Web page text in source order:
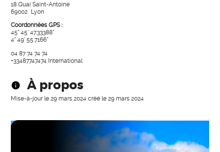
18 Quai Saint-Antoine
69002 Lyon
Coordonnées GPS :
45° 45' 47.33388"
4° 49' 55.7166"
04 87 74 74 74
+33487747474 International
À propos
Mise-à-jour le29 mars 2024 créé le29 mars 2024